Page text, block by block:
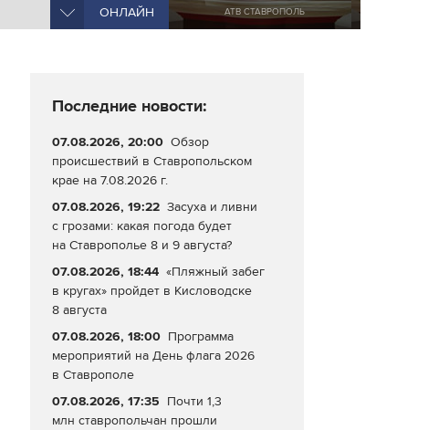
ОНЛАЙН АТВ СТАВРОПОЛЬ
Последние новости:
07.08.2026, 20:00 Обзор
происшествий в Ставропольском
крае на 7.08.2026 г.
07.08.2026, 19:22 Засуха и ливни
с грозами: какая погода будет
на Ставрополье 8 и 9 августа?
07.08.2026, 18:44 «Пляжный забег
в кругах» пройдет в Кисловодске
8 августа
07.08.2026, 18:00 Программа
мероприятий на День флага 2026
в Ставрополе
07.08.2026, 17:35 Почти 1,3
млн ставропольчан прошли